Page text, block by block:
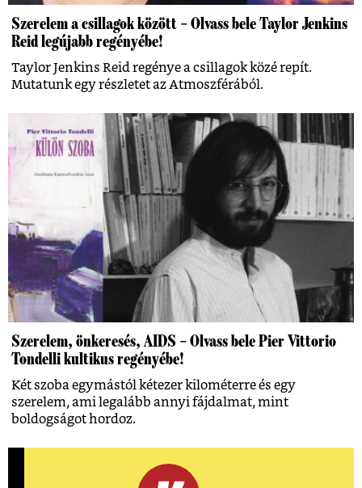
Szerelem a csillagok között – Olvass bele Taylor Jenkins
Reid legújabb regényébe!
Taylor Jenkins Reid regénye a csillagok közé repít.
Mutatunk egy részletet az Atmoszférából.
Szerelem, önkeresés, AIDS – Olvass bele Pier Vittorio
Tondelli kultikus regényébe!
Két szoba egymástól kétezer kilométerre és egy
szerelem, ami legalább annyi fájdalmat, mint
boldogságot hordoz.